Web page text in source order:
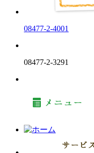
08477-2-4001
08477-2-3291